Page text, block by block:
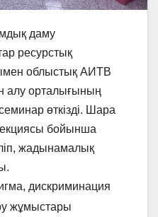
даму
ресурстық
облыстық АИТВ
алу орталығының
өткізді. Шара
бойынша
жадынамалық
дискриминация
жұмыстары